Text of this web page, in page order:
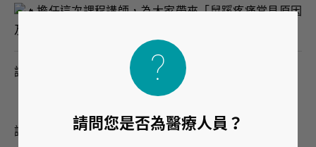
請問您是否為醫療人員？
擔任這次課程講師，為大家帶來「鼠蹊疼痛常見原因
及診斷」超音波課程。
講師：洪綱 醫師
講師經歷：